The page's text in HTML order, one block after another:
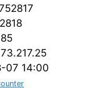
07 14:00